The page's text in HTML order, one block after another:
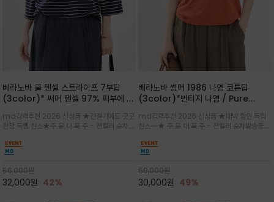
베라노바 쿨 텐셀 스트라이프 7부탑
(3color)* 써머 텐셀 97% 피부에 닿
소재
md강력추천 2026 신상품 ★간절기에도 굿굿
한정 득템 찬스★주.문.대.폭.주 - 전컬러 순차발
있는 드롭숄더와 7부 소매가 더해져 팔 라인을
자연스럽게 커버해주는 아이템/얇고 가벼운 터
치감으로 편안
56,000원
32,000원 42%
베라노바 썸머 1986 나염 코튼탑
(3color)*빈티지 나염 / Pure
어도 룩에 감도가 살아나는 베라노바 스
튜디오 티셔츠
md강력추천 2026 신상품 ★대박 할인 득템
찬스~~★ 주.문.대.폭.주 - 전컬러 순차발송중
유 있는 핏과 경쾌한 기장감이 자연스럽게 체형
을 커버/빈티지한 레터링 프린트가 은근한 포인
트가 되어 데님이나 린넨 팬츠와 감
59,000원
30,000원 49%